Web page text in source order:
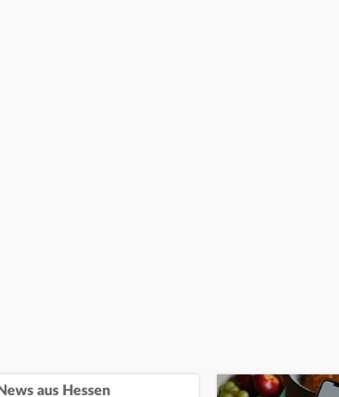
aus Hessen